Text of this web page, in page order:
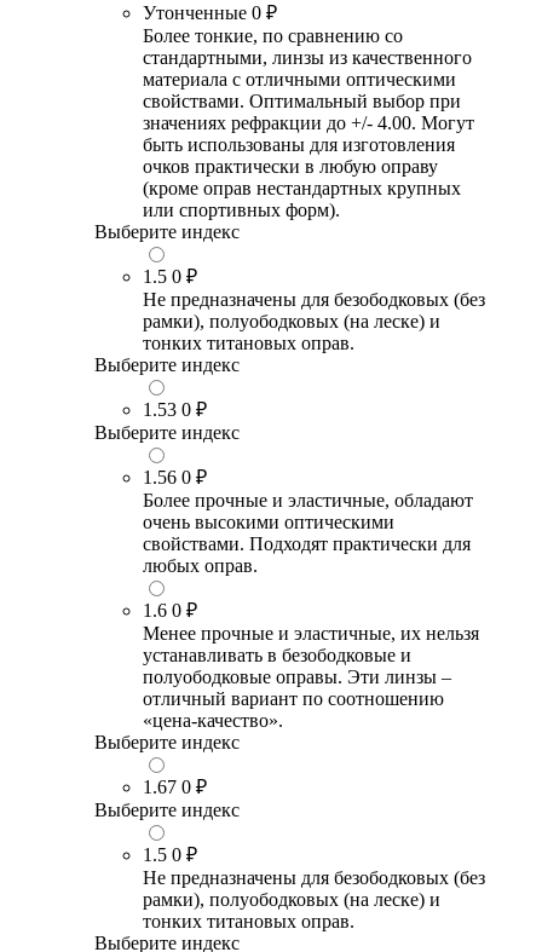
Утонченные 0 ₽
Более тонкие, по сравнению со
стандартными, линзы из качественного
материала с отличными оптическими
свойствами. Оптимальный выбор при
значениях рефракции до +/- 4.00. Могут
быть использованы для изготовления
очков практически в любую оправу
(кроме оправ нестандартных крупных
или спортивных форм).
Выберите индекс
1.5 0 ₽
Не предназначены для безободковых (без
рамки), полуободковых (на леске) и
тонких титановых оправ.
Выберите индекс
1.53 0 ₽
Выберите индекс
1.56 0 ₽
Более прочные и эластичные, обладают
очень высокими оптическими
свойствами. Подходят практически для
любых оправ.
1.6 0 ₽
Менее прочные и эластичные, их нельзя
устанавливать в безободковые и
полуободковые оправы. Эти линзы –
отличный вариант по соотношению
«цена-качество».
Выберите индекс
1.67 0 ₽
Выберите индекс
1.5 0 ₽
Не предназначены для безободковых (без
рамки), полуободковых (на леске) и
тонких титановых оправ.
Выберите индекс